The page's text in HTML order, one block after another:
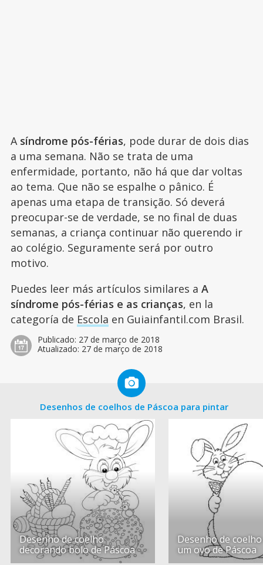
A síndrome pós-férias, pode durar de dois dias
a uma semana. Não se trata de uma
enfermidade, portanto, não há que dar voltas
ao tema. Que não se espalhe o pânico. É
apenas uma etapa de transição. Só deverá
preocupar-se de verdade, se no final de duas
semanas, a criança continuar não querendo ir
ao colégio. Seguramente será por outro
motivo.
Puedes leer más artículos similares a A
síndrome pós-férias e as crianças, en la
categoría de Escola en Guiainfantil.com Brasil.
Publicado: 27 de março de 2018
Atualizado: 27 de março de 2018
Desenhos de coelhos de Páscoa para pintar
Desenho de coelho
decorando bolo de Páscoa
Desenho de
um ovo de Páscoa